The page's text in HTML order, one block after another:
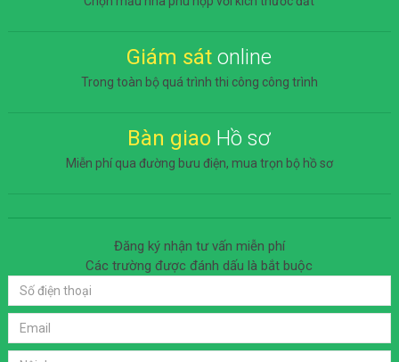
Giám sát online
Trong toàn bộ quá trình thi công công trình
Bàn giao Hồ sơ
Miễn phí qua đường bưu điện, mua trọn bộ hồ sơ
Đăng ký nhận tư vấn miễn phí
Các trường được đánh dấu là bắt buộc